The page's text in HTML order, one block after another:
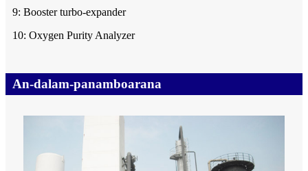
9: Booster turbo-expander
10: Oxygen Purity Analyzer
An-dalam-panamboarana